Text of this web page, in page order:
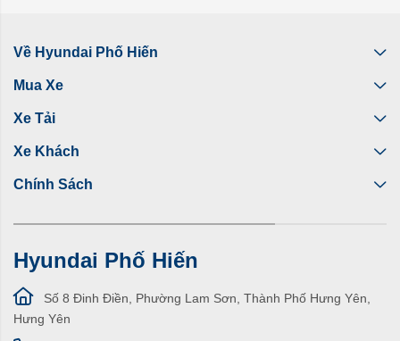
Về Hyundai Phố Hiến
Mua Xe
Xe Tải
Xe Khách
Chính Sách
Hyundai Phố Hiến
Số 8 Đinh Điền, Phường Lam Sơn, Thành Phố Hưng Yên,
Hưng Yên